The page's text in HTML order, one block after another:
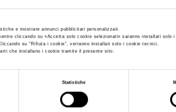
e mostrare annunci pubblicitari personalizzati.
cliccando su «Accetta solo cookie selezionati» saranno installati solo i
su “Rifiuta i cookie”, verranno installati solo i cookie tecnici.
che installano i cookie tramite il presente sito.
Statistiche
29/06/2026 - 29/06/2026
https://vinitaly.com
almaty@ext.veronafiere.it